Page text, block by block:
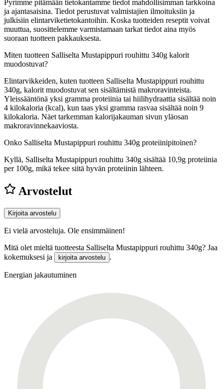
Pyrimme pitämään tietokantamme tiedot mahdollisimman tarkkoina
ja ajantasaisina. Tiedot perustuvat valmistajien ilmoituksiin ja
julkisiin elintarviketietokantoihin. Koska tuotteiden reseptit voivat
muuttua, suosittelemme varmistamaan tarkat tiedot aina myös
suoraan tuotteen pakkauksesta.
Miten tuotteen Salliselta Mustapippuri rouhittu 340g kalorit
muodostuvat?
Elintarvikkeiden, kuten tuotteen Salliselta Mustapippuri rouhittu
340g, kalorit muodostuvat sen sisältämistä makroravinteista.
Yleissääntönä yksi gramma proteiinia tai hiilihydraattia sisältää noin
4 kilokaloria (kcal), kun taas yksi gramma rasvaa sisältää noin 9
kilokaloria. Näet tarkemman kalorijakauman sivun yläosan
makroravinnekaaviosta.
Onko Salliselta Mustapippuri rouhittu 340g proteiinipitoinen?
Kyllä, Salliselta Mustapippuri rouhittu 340g sisältää 10,9g proteiinia
per 100g, mikä tekee siitä hyvän proteiinin lähteen.
Arvostelut
Kirjoita arvostelu
Ei vielä arvosteluja. Ole ensimmäinen!
Mitä olet mieltä tuotteesta Salliselta Mustapippuri rouhittu 340g? Jaa
kokemuksesi ja
kirjoita arvostelu .
Energian jakautuminen